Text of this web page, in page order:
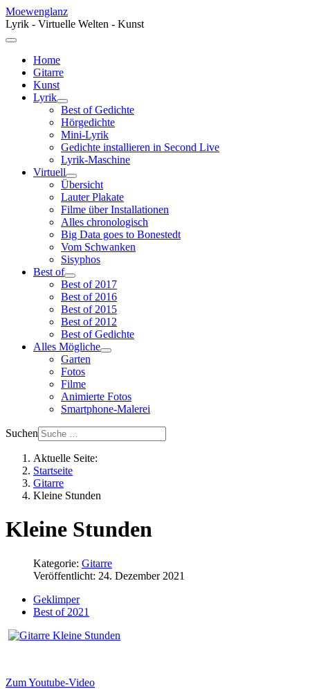
Moewenglanz
Lyrik - Virtuelle Welten - Kunst
Home
Gitarre
Kunst
Lyrik
Best of Gedichte
Hörgedichte
Mini-Lyrik
Gedichte installieren in Second Live
Lyrik-Maschine
Virtuell
Übersicht
Lauter Plakate
Filme über Installationen
Alles chronologisch
Big Data goes to Bonestedt
Vom Schwanken
Sisyphos
Best of
Best of 2017
Best of 2016
Best of 2015
Best of 2012
Best of Gedichte
Alles Mögliche
Garten
Fotos
Filme
Animierte Fotos
Smartphone-Malerei
Suchen
Aktuelle Seite:
Startseite
Gitarre
Kleine Stunden
Kleine Stunden
Kategorie: Gitarre
Veröffentlicht: 24. Dezember 2021
Geklimper
Best of 2021
Zum Youtube-Video